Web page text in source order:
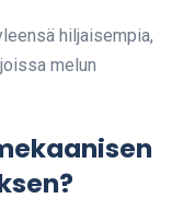
hiljaisempia,
melun